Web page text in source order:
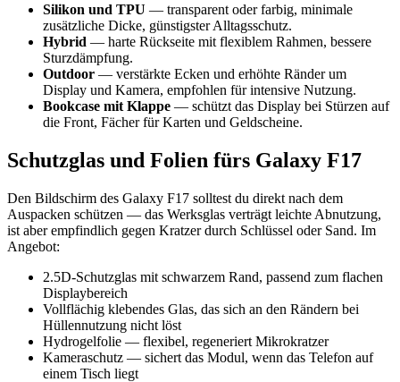
Silikon und TPU — transparent oder farbig, minimale
zusätzliche Dicke, günstigster Alltagsschutz.
Hybrid — harte Rückseite mit flexiblem Rahmen, bessere
Sturzdämpfung.
Outdoor — verstärkte Ecken und erhöhte Ränder um
Display und Kamera, empfohlen für intensive Nutzung.
Bookcase mit Klappe — schützt das Display bei Stürzen auf
die Front, Fächer für Karten und Geldscheine.
Schutzglas und Folien fürs Galaxy F17
Den Bildschirm des Galaxy F17 solltest du direkt nach dem
Auspacken schützen — das Werksglas verträgt leichte Abnutzung,
ist aber empfindlich gegen Kratzer durch Schlüssel oder Sand. Im
Angebot:
2.5D-Schutzglas mit schwarzem Rand, passend zum flachen
Displaybereich
Vollflächig klebendes Glas, das sich an den Rändern bei
Hüllennutzung nicht löst
Hydrogelfolie — flexibel, regeneriert Mikrokratzer
Kameraschutz — sichert das Modul, wenn das Telefon auf
einem Tisch liegt